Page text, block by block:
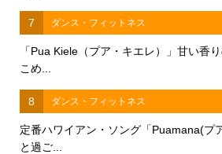
7 ダンス・フィットネス
「Pua Kiele（プア・キエレ）」甘い香
こめ...
8 ダンス・フィットネス
定番ハワイアン・ソング「Puamana(プ
と過ご...